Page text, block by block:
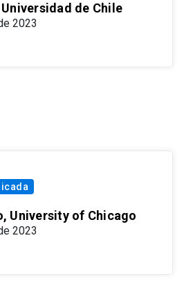
de Chile
2023
University of Chicago
2023